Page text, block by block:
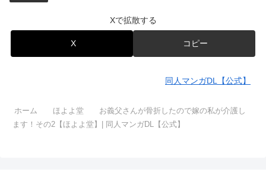
Xで拡散する
X コピー
同人マンガDL【公式】
ホーム ほよよ堂
お義父さんが骨折したので嫁の私が介護し
ます！その2【ほよよ堂】| 同人マンガDL【公式】